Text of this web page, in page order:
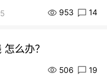
953 14
么办？
506 19